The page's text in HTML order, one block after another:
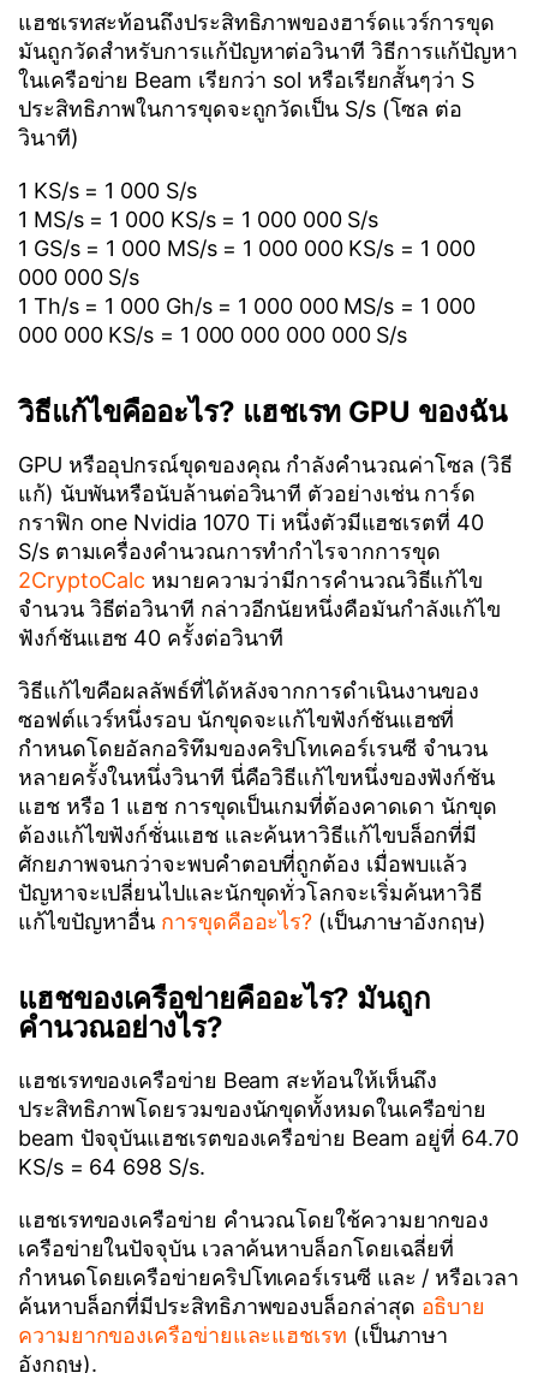
แฮชเรทสะท้อนถึงประสิทธิภาพของฮาร์ดแวร์การขุด
มันถูกวัดสำหรับการแก้ปัญหาต่อวินาที วิธีการแก้ปัญหา
ในเครือข่าย Beam เรียกว่า sol หรือเรียกสั้นๆว่า S
ประสิทธิภาพในการขุดจะถูกวัดเป็น S/s (โซล ต่อ
วินาที)
1 KS/s = 1 000 S/s
1 MS/s = 1 000 KS/s = 1 000 000 S/s
1 GS/s = 1 000 MS/s = 1 000 000 KS/s = 1 000
000 000 S/s
1 Th/s = 1 000 Gh/s = 1 000 000 MS/s = 1 000
000 000 KS/s = 1 000 000 000 000 S/s
วิธีแก้ไขคืออะไร? แฮชเรท GPU ของฉัน
GPU หรืออุปกรณ์ขุดของคุณ กำลังคำนวณค่าโซล (วิธี
แก้) นับพันหรือนับล้านต่อวินาที ตัวอย่างเช่น การ์ด
กราฟิก one Nvidia 1070 Ti หนึ่งตัวมีแฮชเรตที่ 40
S/s ตามเครื่องคำนวณการทำกำไรจากการขุด
2CryptoCalc หมายความว่ามีการคำนวณวิธีแก้ไข
จำนวน วิธีต่อวินาที กล่าวอีกนัยหนึ่งคือมันกำลังแก้ไข
ฟังก์ชันแฮช 40 ครั้งต่อวินาที
วิธีแก้ไขคือผลลัพธ์ที่ได้หลังจากการดำเนินงานของ
ซอฟต์แวร์หนึ่งรอบ นักขุดจะแก้ไขฟังก์ชันแฮชที่
กำหนดโดยอัลกอริทึมของคริปโทเคอร์เรนซี จำนวน
หลายครั้งในหนึ่งวินาที นี่คือวิธีแก้ไขหนึ่งของฟังก์ชัน
แฮช หรือ 1 แฮช การขุดเป็นเกมที่ต้องคาดเดา นักขุด
ต้องแก้ไขฟังก์ชั่นแฮช และค้นหาวิธีแก้ไขบล็อกที่มี
ศักยภาพจนกว่าจะพบคำตอบที่ถูกต้อง เมื่อพบแล้ว
ปัญหาจะเปลี่ยนไปและนักขุดทั่วโลกจะเริ่มค้นหาวิธี
แก้ไขปัญหาอื่น การขุดคืออะไร? (เป็นภาษาอังกฤษ)
แฮชของเครือข่ายคืออะไร? มันถูก
คำนวณอย่างไร?
แฮชเรทของเครือข่าย Beam สะท้อนให้เห็นถึง
ประสิทธิภาพโดยรวมของนักขุดทั้งหมดในเครือข่าย
beam ปัจจุบันแฮชเรตของเครือข่าย Beam อยู่ที่ 64.70
KS/s = 64 698 S/s.
แฮชเรทของเครือข่าย คำนวณโดยใช้ความยากของ
เครือข่ายในปัจจุบัน เวลาค้นหาบล็อกโดยเฉลี่ยที่
กำหนดโดยเครือข่ายคริปโทเคอร์เรนซี และ / หรือเวลา
ค้นหาบล็อกที่มีประสิทธิภาพของบล็อกล่าสุด อธิบาย
ความยากของเครือข่ายและแฮชเรท (เป็นภาษา
อังกฤษ).